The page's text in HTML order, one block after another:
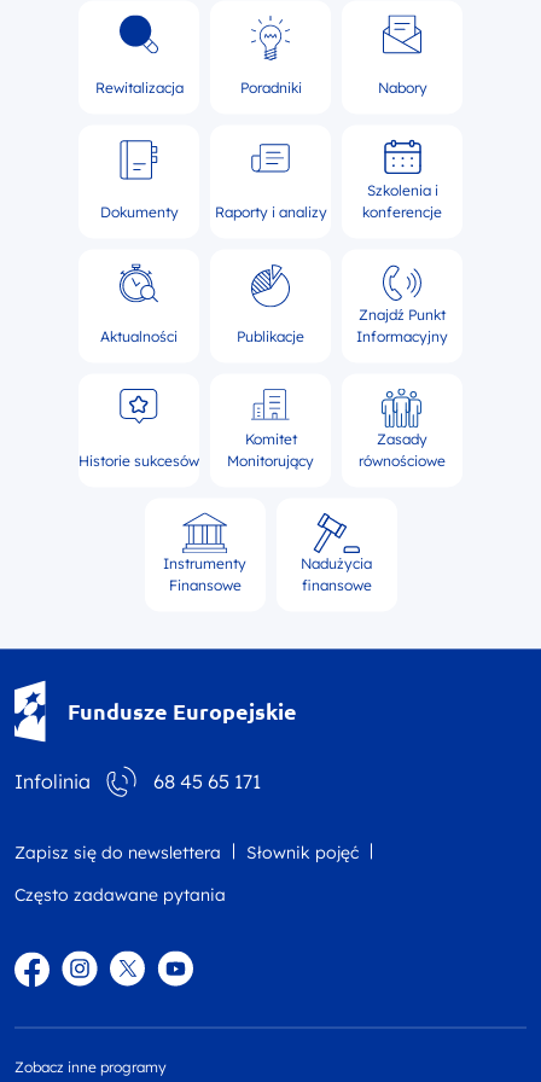
Rewitalizacja Poradniki Nabory
Dokumenty Raporty i analizy
Szkolenia i
konferencje
Aktualności Publikacje
Znajdź Punkt
Informacyjny
Historie sukcesów
Komitet
Monitorujący
Zasady
równościowe
Instrumenty
Finansowe
Nadużycia
finansowe
Fundusze Europejskie
Infolinia 68 45 65 171
Zapisz się do newslettera
Słownik pojęć
Często zadawane pytania
FacebookInstagram
TwitterYouTube
Zobacz inne programy